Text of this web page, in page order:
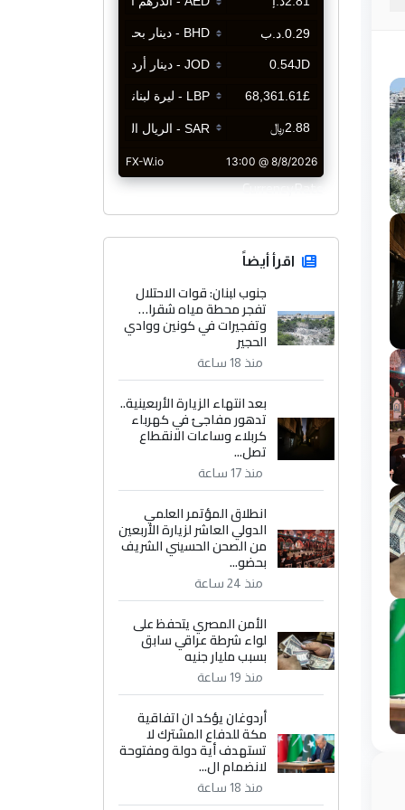
CurrencyRate
اقرأ أيضاً
جنوب لبنان: قوات الاحتلال
تفجر محطة مياه شقرا…
وتفجيرات في كونين ووادي
الحجير
منذ 18 ساعة
بعد انتهاء الزيارة الأربعينية..
تدهور مفاجئ في كهرباء
كربلاء وساعات الانقطاع
تصل...
منذ 17 ساعة
انطلاق المؤتمر العلمي
الدولي العاشر لزيارة الأربعين
من الصحن الحسيني الشريف
بحضو...
منذ 24 ساعة
الأمن المصري يتحفظ على
لواء شرطة عراقي سابق
بسبب مليار جنيه
منذ 19 ساعة
أردوغان يؤكد ان اتفاقية
مكة للدفاع المشترك لا
تستهدف أية دولة ومفتوحة
لانضمام ال...
منذ 18 ساعة